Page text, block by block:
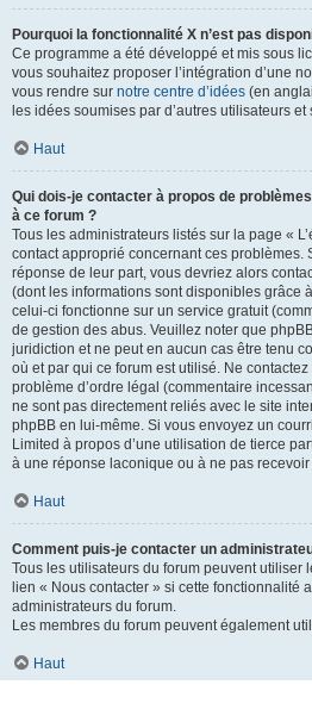
Pourquoi la fonctionnalité X n’est pas
Ce programme a été développé et mis sous
vous souhaitez proposer l’intégration d’une
vous rendre sur notre centre d’idées (en
les idées soumises par d’autres utilisateurs
Haut
Qui dois-je contacter à propos de
à ce forum ?
Tous les administrateurs listés sur la page «
contact approprié concernant ces problèmes.
réponse de leur part, vous devriez alors
(dont les informations sont disponibles grâce à
celui-ci fonctionne sur un service gratuit
de gestion des abus. Veuillez noter que
juridiction et ne peut en aucun cas être tenu
où et par qui ce forum est utilisé. Ne
problème d’ordre légal (commentaire
ne sont pas directement reliés avec le site
phpBB en lui-même. Si vous envoyez un
Limited à propos d’une utilisation de tierce
à une réponse laconique ou à ne pas
Haut
Comment puis-je contacter un
Tous les utilisateurs du forum peuvent utiliser
lien « Nous contacter » si cette fonctionnalité
administrateurs du forum.
Les membres du forum peuvent également
Haut